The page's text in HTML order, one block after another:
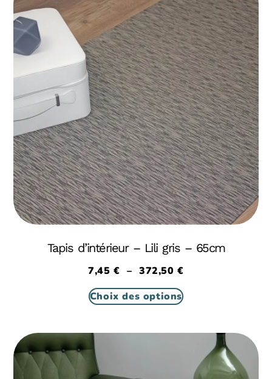
Tapis d’intérieur – Lili gris – 65cm
7,45€ – 372,50€
Choix des options